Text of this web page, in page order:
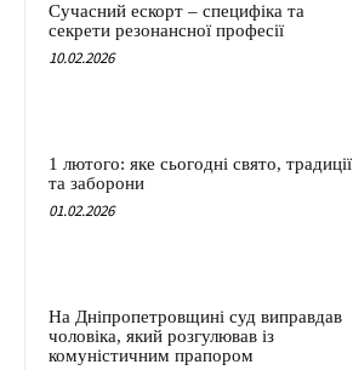
Сучасний ескорт – специфіка та
секрети резонансної професії
10.02.2026
1 лютого: яке сьогодні свято, традиції
та заборони
01.02.2026
На Дніпропетровщині суд виправдав
чоловіка, який розгулював із
комуністичним прапором